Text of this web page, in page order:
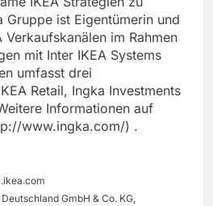
Gruppe ist Eigentümerin und
Verkaufskanälen im Rahmen
mit Inter IKEA Systems
umfasst drei
Retail, Ingka Investments
Informationen auf
www.ingka.com/) .
GmbH & Co. KG,